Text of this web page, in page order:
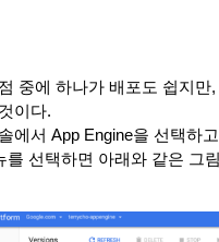
중에 하나가 배포도 쉽지만,
이다.
에서 App Engine을 선택하
를 선택하면 아래와 같은 그